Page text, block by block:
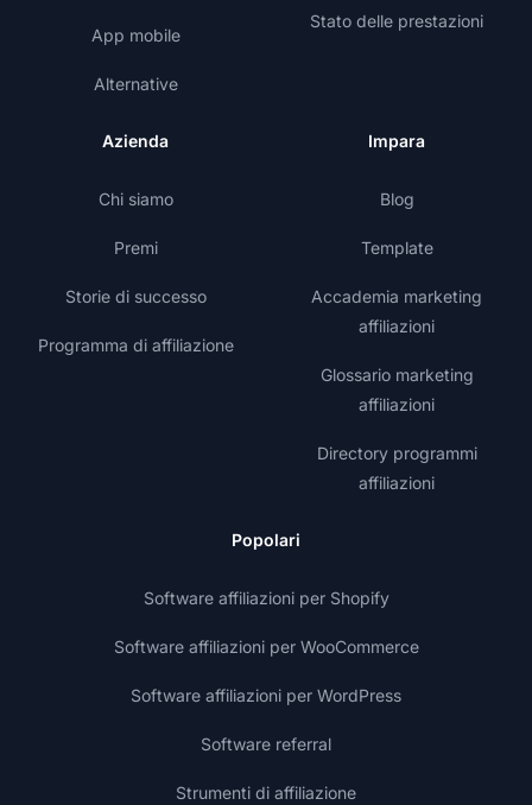
App mobile
Alternative
Stato delle prestazioni
Azienda
Chi siamo
Premi
Storie di successo
Programma di affiliazione
Impara
Blog
Template
Accademia marketing
affiliazioni
Glossario marketing
affiliazioni
Directory programmi
affiliazioni
Popolari
Software affiliazioni per Shopify
Software affiliazioni per WooCommerce
Software affiliazioni per WordPress
Software referral
Strumenti di affiliazione